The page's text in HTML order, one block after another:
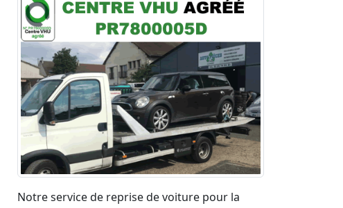
Notre service de reprise de voiture pour la